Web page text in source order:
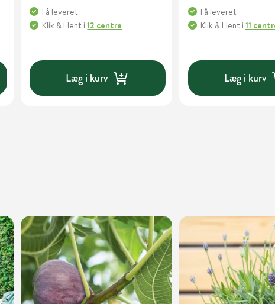
Få leveret
Klik & Hent i12 centre
Læg i kurv
Få leveret
Klik & Hent i 11
Læg i kurv